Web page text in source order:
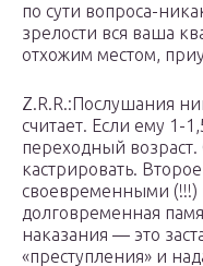
по сути вопроса-
зрелости вся ваша
отхожим местом,
Z.R.R.:Послушания
считает. Если ему 1-
переходный возраст.
кастрировать.
своевременными (!!!)
долговременная
наказания — это
«преступления» и